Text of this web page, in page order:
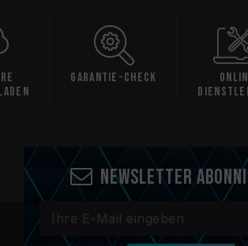
Garantie-Check
Online-
Dienstleistung
Newsletter